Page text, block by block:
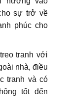
sự trở về
phúc cho
tranh với
nhà, điều
tranh và có
tốt đến